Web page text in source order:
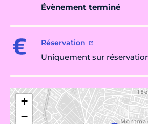
Évènement terminé
Réservation
Uniquement sur
+
−